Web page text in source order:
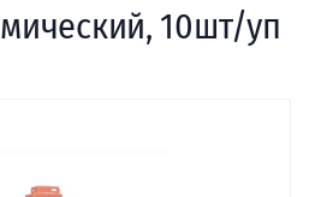
10шт/уп